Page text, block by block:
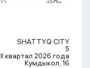
SHATTYQ CITY
5
II квартал 2026 года
Кумдыкол, 16